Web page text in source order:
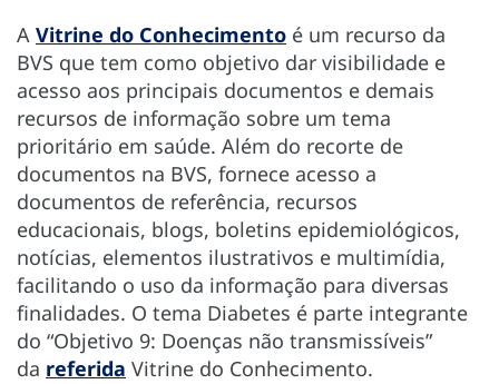
A Vitrine do Conhecimento é um recurso da
BVS que tem como objetivo dar visibilidade e
acesso aos principais documentos e demais
recursos de informação sobre um tema
prioritário em saúde. Além do recorte de
documentos na BVS, fornece acesso a
documentos de referência, recursos
educacionais, blogs, boletins epidemiológicos,
notícias, elementos ilustrativos e multimídia,
facilitando o uso da informação para diversas
finalidades. O tema Diabetes é parte integrante
do “Objetivo 9: Doenças não transmissíveis”
da referida Vitrine do Conhecimento.